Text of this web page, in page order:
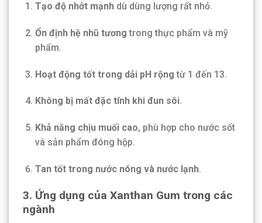
Tạo độ nhớt mạnhdù dùng lượng rất nhỏ.
Ổn định hệ nhũ tương trong thực phẩm và mỹ
phẩm.
Hoạt động tốt trong dải pH rộng từ 1 đến 13.
Không bị mất đặc tính khi đun sôi.
Khả năng chịu muối cao, phù hợp cho nước sốt
và sản phẩm đóng hộp.
Tan tốt trong nước nóng và nước lạnh.
3. Ứng dụng của Xanthan Gum trong các
ngành